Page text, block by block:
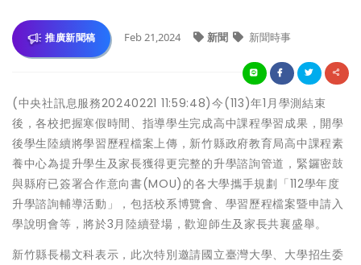
推廣新聞稿 Feb 21,2024 新聞 新聞時事
(中央社訊息服務20240221 11:59:48)今(113)年1月學測結束
後，各校把握寒假時間、指導學生完成高中課程學習成果，開學
後學生陸續將學習歷程檔案上傳，新竹縣政府教育局高中課程素
養中心為提升學生及家長獲得更完整的升學諮詢管道，緊鑼密鼓
與縣府已簽署合作意向書(MOU)的各大學攜手規劃「112學年度
升學諮詢輔導活動」，包括校系博覽會、學習歷程檔案暨申請入
學說明會等，將於3月陸續登場，歡迎師生及家長共襄盛舉。
新竹縣長楊文科表示，此次特別邀請國立臺灣大學、大學招生委